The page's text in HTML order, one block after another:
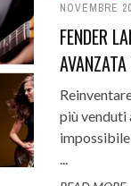
NOVEMBRE
FENDER
più venduti
...